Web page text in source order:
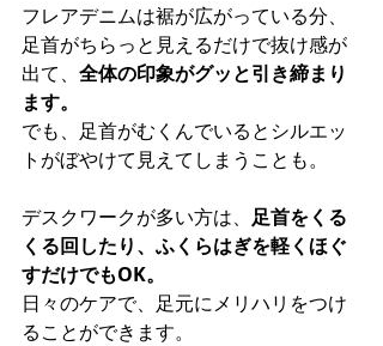
フレアデニムは裾が広がっている分、
足首がちらっと見えるだけで抜け感が
出て、 全体の印象がグッと引き締まり
ます。
でも、足首がむくんでいるとシルエッ
トがぼやけて見えてしまうことも。
デスクワークが多い方は、 足首をくる
くる回したり、ふくらはぎを軽くほぐ
すだけでもOK。
日々のケアで、足元にメリハリをつけ
ることができます。